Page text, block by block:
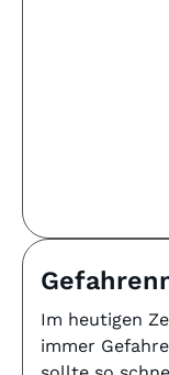
Im heutigen
immer